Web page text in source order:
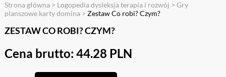
Strona główna > Logopedia dysleksja terapia i rozwój > Gry
planszowe karty domina > Zestaw Co robi? Czym?
ZESTAW CO ROBI? CZYM?
Cena brutto: 44.28 PLN